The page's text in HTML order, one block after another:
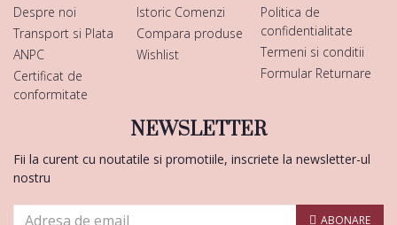
Despre noi
Transport si Plata
ANPC
Certificat de
conformitate
Istoric Comenzi
Compara produse
Wishlist
Politica de
confidentialitate
Termeni si conditii
Formular Returnare
NEWSLETTER
Fii la curent cu noutatile si promotiile, inscriete la newsletter-ul
nostru
ABONARE